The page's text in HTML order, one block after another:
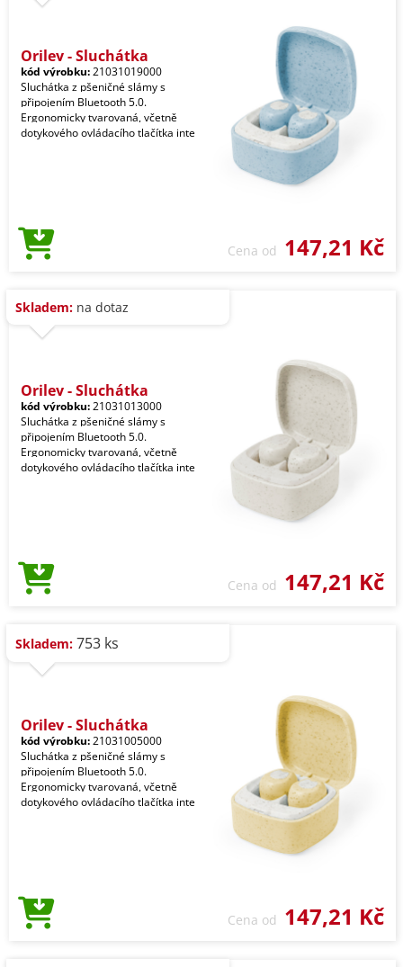
Oriley - Sluchátka
kód výrobku:21031019000
Sluchátka z pšeničné slámy s
připojením Bluetooth 5.0.
Ergonomicky tvarovaná, včetně
dotykového ovládacího tlačítka inte
Cena od 147,21 Kč
Skladem: na dotaz
Oriley - Sluchátka
kód výrobku:21031013000
Sluchátka z pšeničné slámy s
připojením Bluetooth 5.0.
Ergonomicky tvarovaná, včetně
dotykového ovládacího tlačítka inte
Cena od 147,21 Kč
Skladem: 753 ks
Oriley - Sluchátka
kód výrobku:21031005000
Sluchátka z pšeničné slámy s
připojením Bluetooth 5.0.
Ergonomicky tvarovaná, včetně
dotykového ovládacího tlačítka inte
Cena od 147,21 Kč